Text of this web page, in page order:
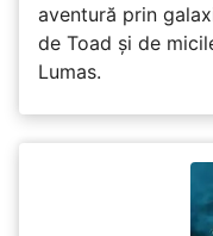
aventură prin
de Toad și de
Lumas.